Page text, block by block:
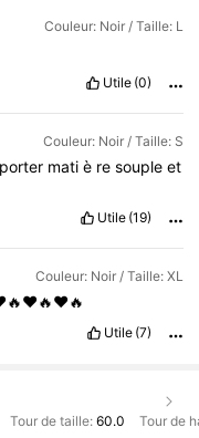
Couleur: Noir / Taille: L
Utile (0)
Couleur: Noir / Taille: S
porter mati è re souple et
Utile (19)
Couleur: Noir / Taille: XL
Utile (7)
Tour de taille: 60.0 Tour de